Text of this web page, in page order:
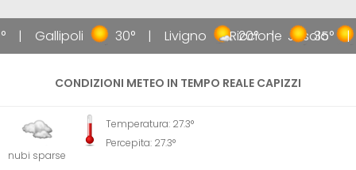
Gallipoli 30° Livigno 20° Jesolo
Riccione 35°
CONDIZIONI METEO IN TEMPO REALE CAPIZZI
nubi sparse
Temperatura: 27.3°
Percepita: 27.3°